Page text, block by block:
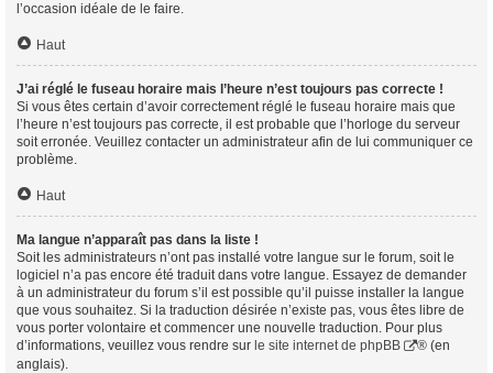
l’occasion idéale de le faire.
Haut
J’ai réglé le fuseau horaire mais l’heure n’est toujours pas correcte !
Si vous êtes certain d’avoir correctement réglé le fuseau horaire mais que
l’heure n’est toujours pas correcte, il est probable que l’horloge du serveur
soit erronée. Veuillez contacter un administrateur afin de lui communiquer ce
problème.
Haut
Ma langue n’apparaît pas dans la liste !
Soit les administrateurs n’ont pas installé votre langue sur le forum, soit le
logiciel n’a pas encore été traduit dans votre langue. Essayez de demander
à un administrateur du forum s’il est possible qu’il puisse installer la langue
que vous souhaitez. Si la traduction désirée n’existe pas, vous êtes libre de
vous porter volontaire et commencer une nouvelle traduction. Pour plus
d’informations, veuillez vous rendre sur le site internet de phpBB
® (en
anglais).